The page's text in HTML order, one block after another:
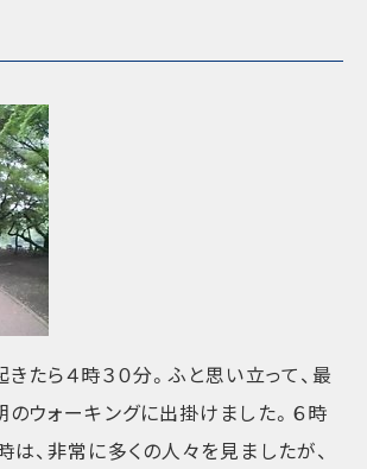
たら４時３０分。ふと思い立って、最
のウォーキングに出掛けました。６時
、非常に多くの人々を見ましたが、